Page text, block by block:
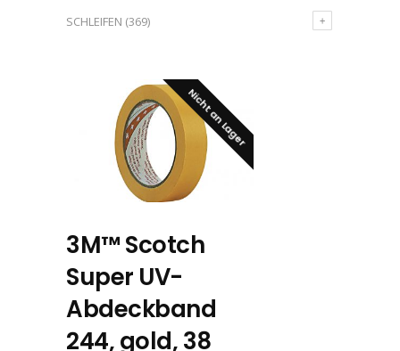
SCHLEIFEN (369)
Nicht an Lager
3M™ Scotch
Super UV-
Abdeckband
244, gold, 38